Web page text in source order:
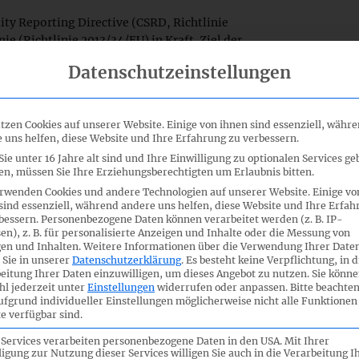
Reporting Directive (CSRD, Richtlinie
(Richtlinie 2013/34/EU) in Kraft. Ziel der
und verlässliche
im Anwendungsbereich der CSRD
3 der ESEF-Verordnung dargelegten
aufzustellen und ihre
(Art. 29d der
Advisory Group (EFRAG) wurde von
Taxonomien zur elektronischen
welche in 2024 öffentlich konsultiert und
wurden. Die Europäische
dass die neuen Vorschriften zur
dann anzuwenden sind, sobald die
38 der Bekanntmachung C/2024/6792).
DOKUMENTE &
Datenschutzeinstellungen
Cookies auf unserer Website. Einige von ihnen sind essenziell,
uns helfen, diese Website und Ihre Erfahrung zu verbessern.
unter 16 Jahre alt sind und Ihre Einwilligung zu optionalen Services
müssen Sie Ihre Erziehungsberechtigten um Erlaubnis bitten.
Cookies und andere Technologien auf unserer Website. Einige
essenziell, während andere uns helfen, diese Website und Ihre
Personenbezogene Daten können verarbeitet werden (z. B. IP-
z. B. für personalisierte Anzeigen und Inhalte oder die Messung von
und Inhalten. Weitere Informationen über die Verwendung Ihrer
in unserer Datenschutzerklärung. Es besteht keine Verpflichtung, in
Ihrer Daten einzuwilligen, um dieses Angebot zu nutzen. Sie
jederzeit unterEinstellungen widerrufen oder anpassen. Bitte
individueller Einstellungen möglicherweise nicht alle
verfügbar sind.
verarbeiten personenbezogene Daten in den USA. Mit Ihrer
zur Nutzung dieser Services willigen Sie auch in die Verarbeitung